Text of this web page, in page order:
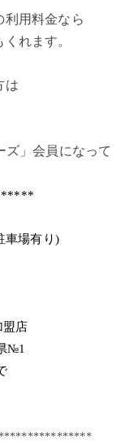
利用料金なら
れます。
は
ズ」会員になって
車場有り)
盟店
№1